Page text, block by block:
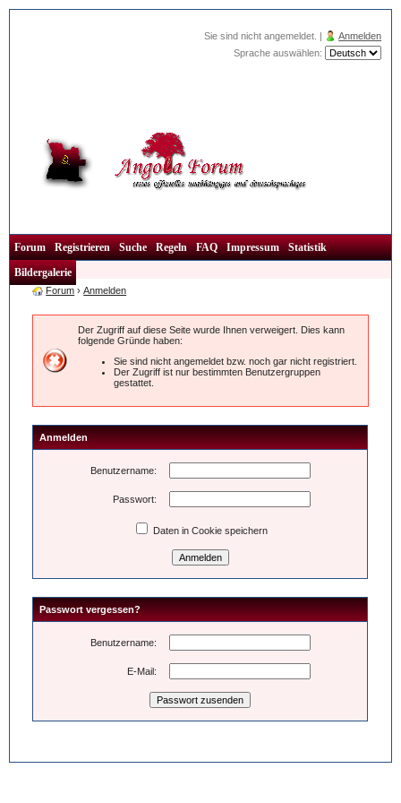
Sie sind nicht angemeldet. |
Anmelden
Sprache auswählen:
Forum Registrieren Suche Regeln FAQ Impressum
Statistik
Bildergalerie
Forum ›Anmelden
Der Zugriff auf diese Seite wurde Ihnen verweigert. Dies kann
folgende Gründe haben:
Sie sind nicht angemeldet bzw. noch gar nicht registriert.
Der Zugriff ist nur bestimmten Benutzergruppen
gestattet.
Anmelden
Benutzername:
Passwort:
Daten in Cookie speichern
Passwort vergessen?
Benutzername:
E-Mail: